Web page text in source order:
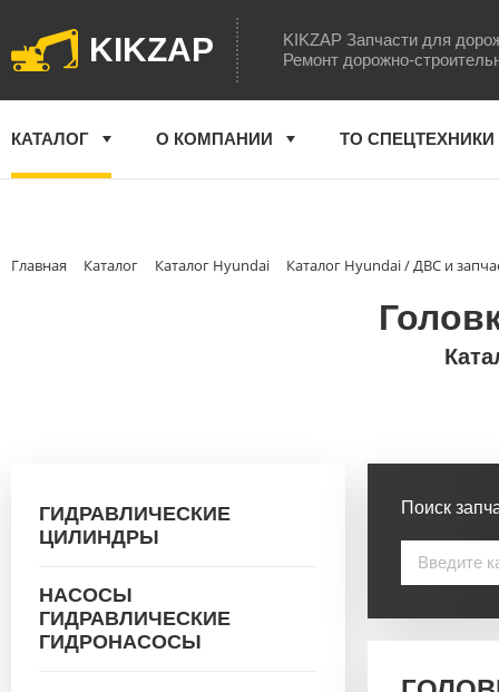
KIKZAP
KIKZAP Запчасти для
Ремонт дорожно-
КАТАЛОГ О КОМПАНИИ ТО СПЕЦТЕХНИКИ
Главная Каталог Каталог Hyundai Каталог Hyundai / ДВС и
ГИДРАВЛИЧЕСКИЕ
ЦИЛИНДРЫ
НАСОСЫ
ГИДРАВЛИЧЕСКИЕ
ГИДРОНАСОСЫ
Поиск